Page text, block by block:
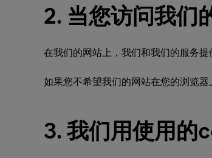
2. 当您访问我们
在我们的网站上，我们和我们的服务
如果您不希望我们的网站在您的浏览
3. 我们用使用的